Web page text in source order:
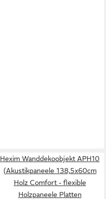
Hexim Wanddekoobjekt APH10
(Akustikpaneele 138,5x60cm
Holz Comfort - flexible
Holzpaneele Platten